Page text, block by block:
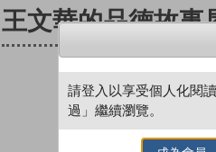
王文華的品德故事
請登入以享受個人化閱
過」繼續瀏覽。